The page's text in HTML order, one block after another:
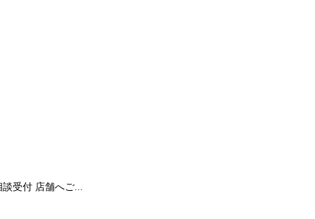
受付 店舗へご...